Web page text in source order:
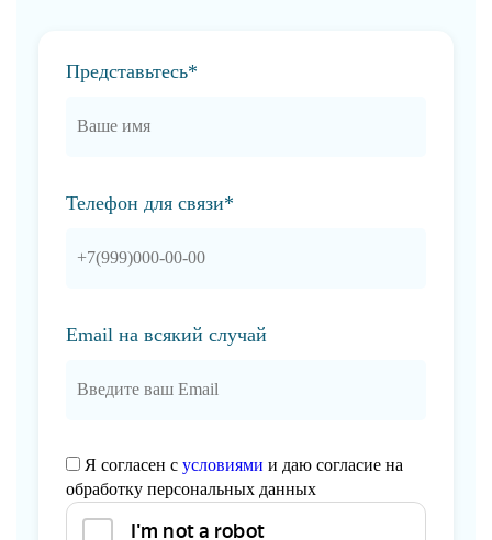
Представьтесь*
Телефон для связи*
Email на всякий случай
Я согласен с условиями и даю согласие на
обработку персональных данных